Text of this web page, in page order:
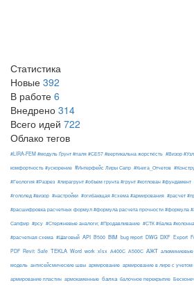
Статистика
Новые 392
В работе 6
Внедрено 314
Всего идей 722
Облако тегов
#LIRA-FEM #модуль Ґрунт #паля #СЕ57 #вертикальна жорсткість #Визор
комфортность #ускорение #Интерфейс Лиры Сапр #Книга_Отчетов
#Геология #Разрез #лирагрунт #объем грунта #грунт #котлован #фундамент
#гололед #визор #настройки #огибающая #схема #армирования #расчет
#расшифровка расчетных формул #формула расчета прочности #формула
Сапфир #рсу #Стержневые аналоги; #Продавливание #СТК #балка
#расчетная схема #Шаговый API B500 BIM bug report DWG DXF Export
PDF Revit Safe TEKLA Word work xlsx А400С А500С АЖТ алюминиевые
модель антисейсмические швы армирование армирование в лире с учетом
армирование пластин армокаменные балка балочное перекрытие